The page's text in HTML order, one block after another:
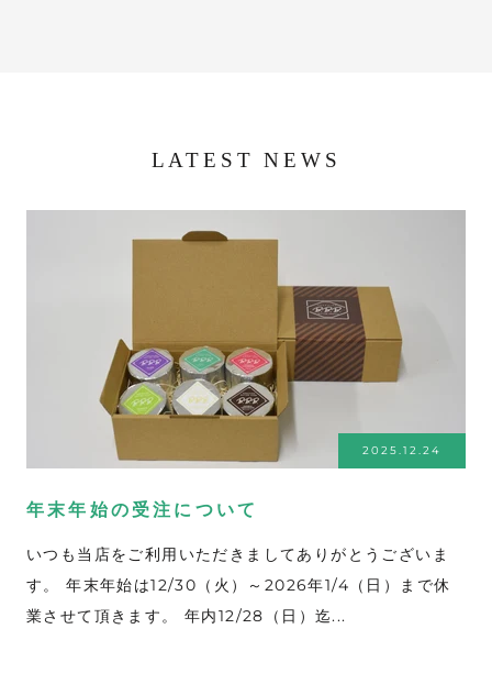
LATEST NEWS
2025.12.24
年末年始の受注について
いつも当店をご利用いただきましてありがとうございま
す。 年末年始は12/30（火）～2026年1/4（日）まで休
業させて頂きます。 年内12/28（日）迄...